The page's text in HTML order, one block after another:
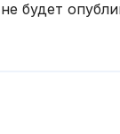
будет